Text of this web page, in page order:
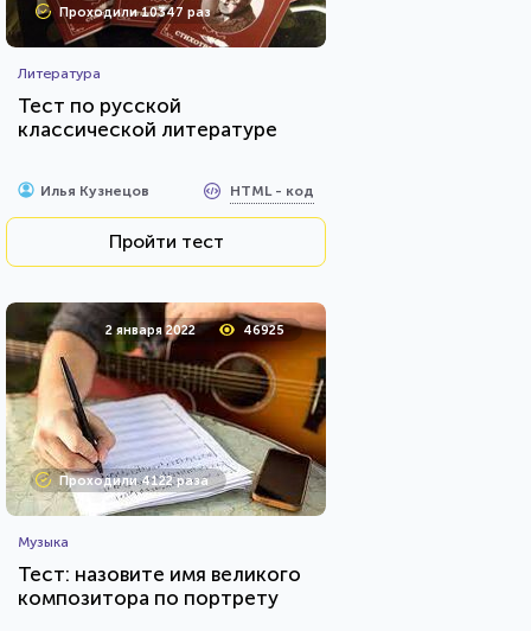
Проходили 10347 раз
Литература
Тест по русской
классической литературе
Илья Кузнецов HTML - код
Пройти тест
2 января 2022 46925
Проходили 4122 раза
Музыка
Тест: назовите имя великого
композитора по портрету